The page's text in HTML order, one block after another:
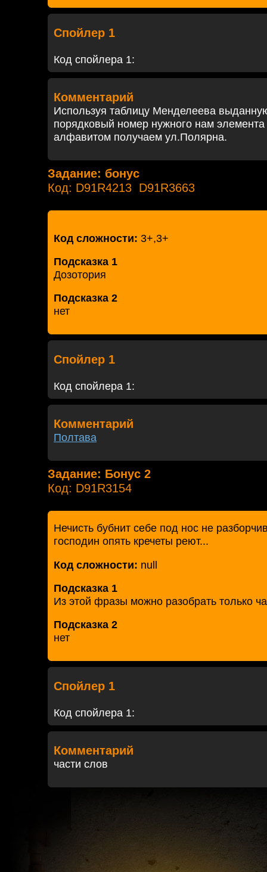
Спойлер 1
Код спойлера 1:
Комментарий
Используя таблицу Менделеева
порядковый номер нужного нам элемента
алфавитом получаем ул.Полярна.
Задание: бонус
Код: D91R4213 D91R3663
Код сложности: 3+,3+
Подсказка 1
Дозотория
Подсказка 2
нет
Спойлер 1
Код спойлера 1:
Комментарий
Полтава
Задание: Бонус 2
Код: D91R3154
Нечисть бубнит себе под нос не
господин опять кречеты реют...
Код сложности: null
Подсказка 1
Из этой фразы можно разобрать только
Подсказка 2
нет
Спойлер 1
Код спойлера 1:
Комментарий
части слов